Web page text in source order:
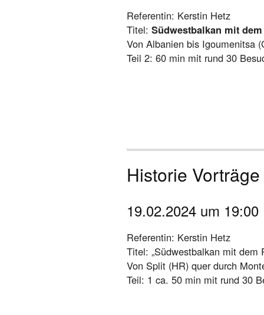
Referentin: Kerstin Hetz
Titel: Südwestbalkan mit
Von Albanien bis Igoumenitsa
Teil 2: 60 min mit rund 30
Historie
19.02.2024 um
Referentin: Kerstin Hetz
Titel: „Südwestbalkan mit dem
Von Split (HR) quer durch
Teil: 1 ca. 50 min mit rund 30